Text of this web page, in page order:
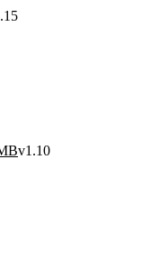
v1.10